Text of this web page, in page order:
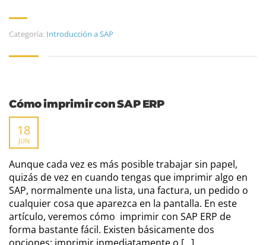
Categoría: Introducción a SAP
Cómo imprimir con SAP ERP
18
JUN
Aunque cada vez es más posible trabajar sin papel,
quizás de vez en cuando tengas que imprimir algo en
SAP, normalmente una lista, una factura, un pedido o
cualquier cosa que aparezca en la pantalla. En este
artículo, veremos cómo imprimir con SAP ERP de
forma bastante fácil. Existen básicamente dos